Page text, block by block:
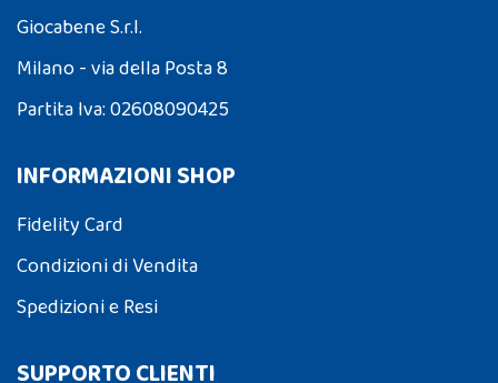
Giocabene S.r.l.
Milano - via della Posta 8
Partita Iva: 02608090425
INFORMAZIONI SHOP
Fidelity Card
Condizioni di Vendita
Spedizioni e Resi
SUPPORTO CLIENTI